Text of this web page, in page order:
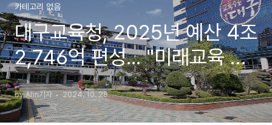
카테고리 없음
대구교육청, 2025년 예산 4조
2,746억 편성... "미래교육 투
자 확대"
by Ahn기자 2024. 10. 28.